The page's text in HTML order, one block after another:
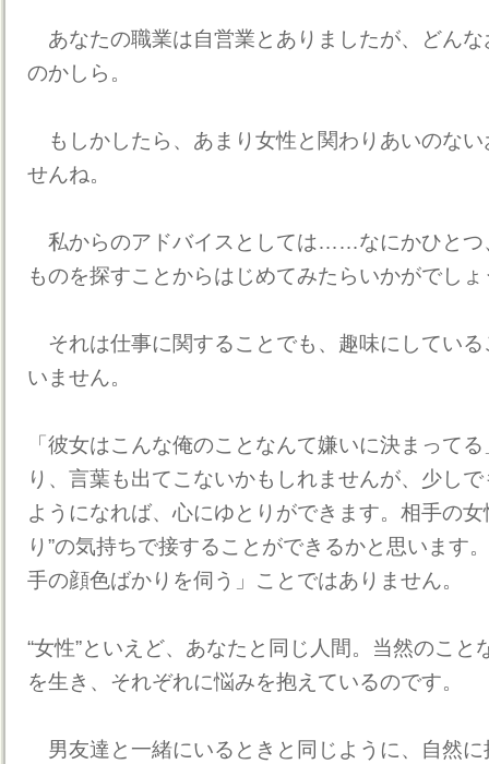
あなたの職業は自営業とありましたが、どん
のかしら。
もしかしたら、あまり女性と関わりあいのな
せんね。
私からのアドバイスとしては……なにかひとつ
ものを探すことからはじめてみたらいかがでしょ
それは仕事に関することでも、趣味にしてい
いません。
「彼女はこんな俺のことなんて嫌いに決まって
り、言葉も出てこないかもしれませんが、少し
ようになれば、心にゆとりができます。相手の
り”の気持ちで接することができるかと思いま
手の顔色ばかりを伺う」ことではありません。
“女性”といえど、あなたと同じ人間。当然のこと
を生き、それぞれに悩みを抱えているのです。
男友達と一緒にいるときと同じように、自然